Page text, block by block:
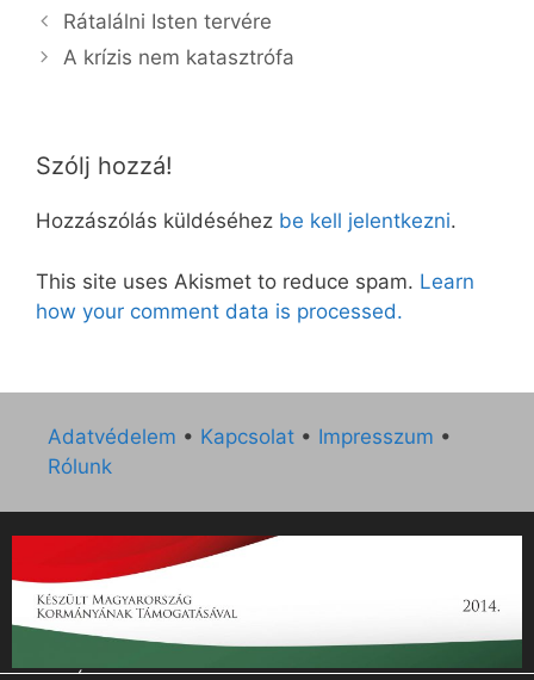
Rátalálni Isten tervére
A krízis nem katasztrófa
Szólj hozzá!
Hozzászólás küldéséhez be kell jelentkezni.
This site uses Akismet to reduce spam. Learn
how your comment data is processed.
Adatvédelem • Kapcsolat • Impresszum •
Rólunk